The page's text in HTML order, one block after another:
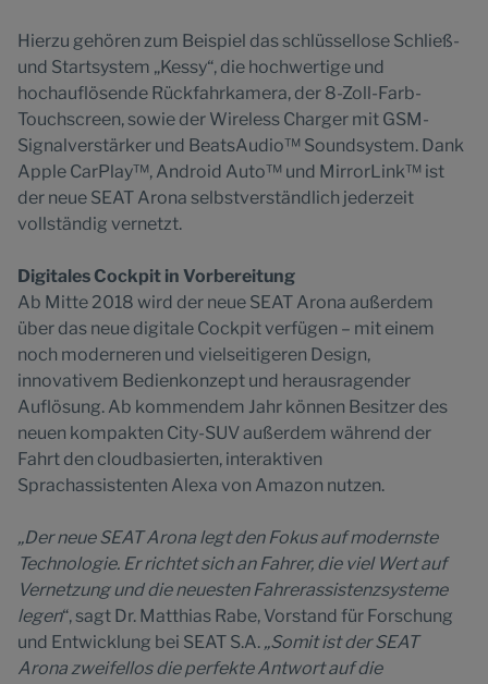
Hierzu gehören zum Beispiel das schlüssellose Schließ-
und Startsystem „Kessy“, die hochwertige und
hochauflösende Rückfahrkamera, der 8-Zoll-Farb-
Touchscreen, sowie der Wireless Charger mit GSM-
Signalverstärker und BeatsAudio™ Soundsystem. Dank
Apple CarPlay™, Android Auto™ und MirrorLink™ ist
der neue SEAT Arona selbstverständlich jederzeit
vollständig vernetzt.
Digitales Cockpit in Vorbereitung
Ab Mitte 2018 wird der neue SEAT Arona außerdem
über das neue digitale Cockpit verfügen – mit einem
noch moderneren und vielseitigeren Design,
innovativem Bedienkonzept und herausragender
Auflösung. Ab kommendem Jahr können Besitzer des
neuen kompakten City-SUV außerdem während der
Fahrt den cloudbasierten, interaktiven
Sprachassistenten Alexa von Amazon nutzen.
„Der neue SEAT Arona legt den Fokus auf modernste
Technologie. Er richtet sich an Fahrer, die viel Wert auf
Vernetzung und die neuesten Fahrerassistenzsysteme
legen“, sagt Dr. Matthias Rabe, Vorstand für Forschung
und Entwicklung bei SEAT S.A. „Somit ist der SEAT
Arona zweifellos die perfekte Antwort auf die